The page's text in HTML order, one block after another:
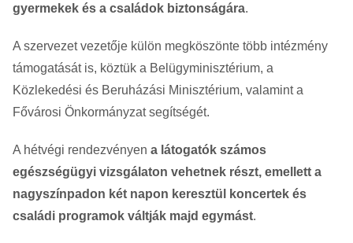
gyermekek és a családok biztonságára.
A szervezet vezetője külön megköszönte több intézmény
támogatását is, köztük a Belügyminisztérium, a
Közlekedési és Beruházási Minisztérium, valamint a
Fővárosi Önkormányzat segítségét.
A hétvégi rendezvényen a látogatók számos
egészségügyi vizsgálaton vehetnek részt, emellett a
nagyszínpadon két napon keresztül koncertek és
családi programok váltják majd egymást.